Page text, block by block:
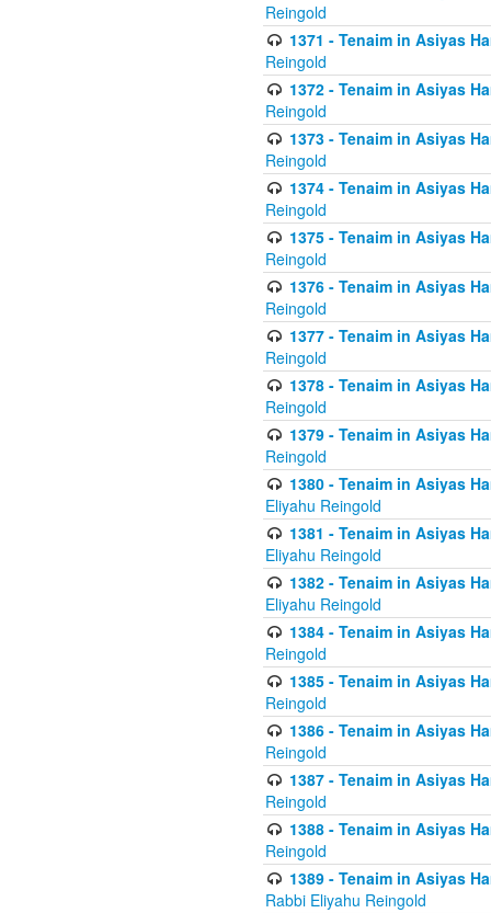
Reingold
1371 - Tenaim in Asiyas
Reingold
1372 - Tenaim in Asiyas
Reingold
1373 - Tenaim in Asiyas
Reingold
1374 - Tenaim in Asiyas
Reingold
1375 - Tenaim in Asiyas
Reingold
1376 - Tenaim in Asiyas
Reingold
1377 - Tenaim in Asiyas
Reingold
1378 - Tenaim in Asiyas
Reingold
1379 - Tenaim in Asiyas
Reingold
1380 - Tenaim in Asiyas
Eliyahu Reingold
1381 - Tenaim in Asiyas
Eliyahu Reingold
1382 - Tenaim in Asiyas
Eliyahu Reingold
1384 - Tenaim in Asiyas
Reingold
1385 - Tenaim in Asiyas
Reingold
1386 - Tenaim in Asiyas
Reingold
1387 - Tenaim in Asiyas
Reingold
1388 - Tenaim in Asiyas
Reingold
1389 - Tenaim in Asiyas
Rabbi Eliyahu Reingold